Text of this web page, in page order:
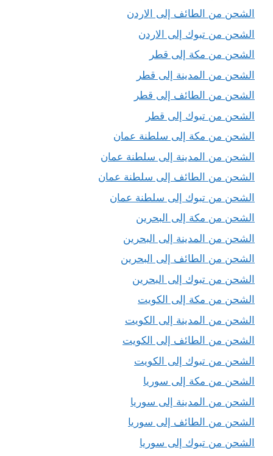
الشحن من الطائف إلى الاردن
الشحن من تبوك إلى الاردن
الشحن من مكة إلى قطر
الشحن من المدينة إلى قطر
الشحن من الطائف إلى قطر
الشحن من تبوك إلى قطر
الشحن من مكة إلى سلطنة عمان
الشحن من المدينة إلى سلطنة عمان
الشحن من الطائف إلى سلطنة عمان
الشحن من تبوك إلى سلطنة عمان
الشحن من مكة إلى البحرين
الشحن من المدينة إلى البحرين
الشحن من الطائف إلى البحرين
الشحن من تبوك إلى البحرين
الشحن من مكة إلى الكويت
الشحن من المدينة إلى الكويت
الشحن من الطائف إلى الكويت
الشحن من تبوك إلى الكويت
الشحن من مكة إلى سوريا
الشحن من المدينة إلى سوريا
الشحن من الطائف إلى سوريا
الشحن من تبوك إلى سوريا